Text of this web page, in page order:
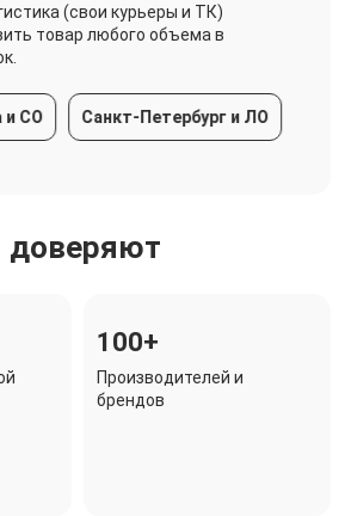
(свои курьеры и ТК)
товар любого объема в
СО Санкт-Петербург и ЛО
доверяют
100+
Производителей и
брендов